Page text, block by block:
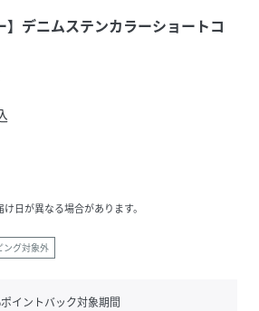
】デニムステンカラーショートコ
日が異なる場合があります。
ング対象外
イントバック対象期間